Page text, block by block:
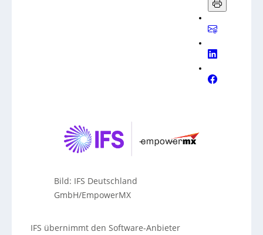
Bild: IFS Deutschland
GmbH/EmpowerMX
IFS übernimmt den Software-Anbieter